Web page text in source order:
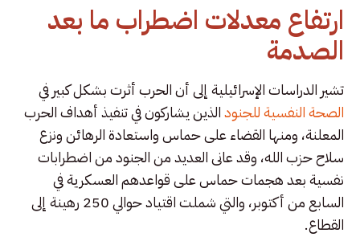
ارتفاع معدلات اضطراب ما بعد
الصدمة
تشير الدراسات الإسرائيلية إلى أن الحرب أثرت بشكل كبير في
الصحة النفسية للجنودالذين يشاركون في تنفيذ أهداف الحرب
المعلنة، ومنها القضاء على حماس واستعادة الرهائن ونزع
سلاح حزب الله، وقد عانى العديد من الجنود من اضطرابات
نفسية بعد هجمات حماس على قواعدهم العسكرية في
السابع من أكتوبر، والتي شملت اقتياد حوالي 250 رهينة إلى
القطاع.